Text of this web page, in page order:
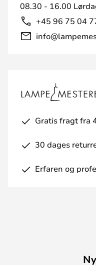
08.30 - 16.00
+45 96 75 04
Gratis fragt fra
30 dages
Erfaren og